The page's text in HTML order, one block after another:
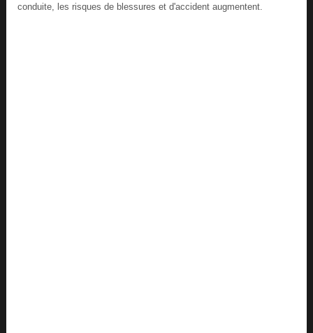
conduite, les risques de blessures et d'accident augmentent.